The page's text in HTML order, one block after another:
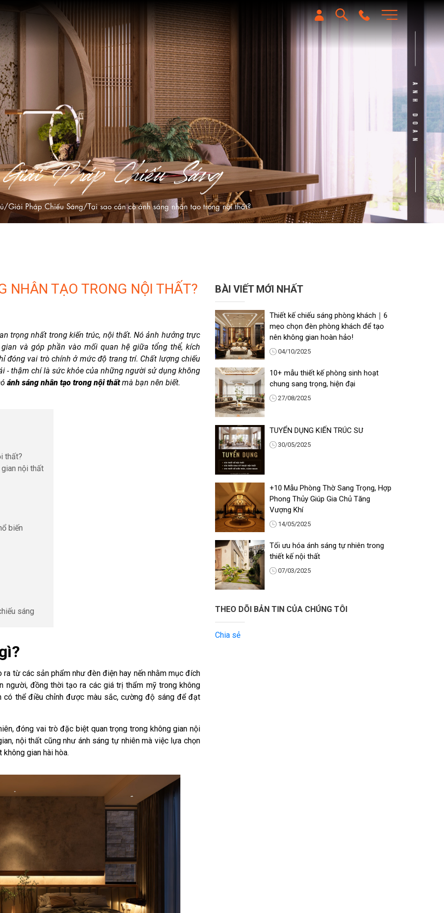
Giải Pháp Chiếu Sáng
Giải Pháp Chiếu Sáng Tại sao cần có ánh sáng nhân tạo trong nội thất?
NHÂN TẠO TRONG NỘI THẤT?
trọng nhất trong kiến trúc, nội thất. Nó ảnh hưởng trực
và góp phần vào mối quan hệ giữa tổng thể, kích
đóng vai trò chính ở mức độ trang trí. Chất lượng chiếu
- thậm chí là sức khỏe của những người sử dụng không
ánh sáng nhân tạo trong nội thấtmà bạn nên biết.
thất?
nội thất
biến
sáng
từ các sản phẩm như đèn điện hay nến nhằm mục đích
người, đồng thời tạo ra các giá trị thẩm mỹ trong không
có thể điều chỉnh được màu sắc, cường độ sáng để đạt
đóng vai trò đặc biệt quan trọng trong không gian nội
nội thất cũng như ánh sáng tự nhiên mà việc lựa chọn
gian hài hòa.
BÀI VIẾT MỚI NHẤT
Thiết kế chiếu sáng phòng khách｜6
mẹo chọn đèn phòng khách để tạo
nên không gian hoàn hảo!
04/10/2025
10+ mẫu thiết kế phòng sinh hoạt
chung sang trọng, hiện đại
27/08/2025
TUYỂN DỤNG KIẾN TRÚC SƯ
30/05/2025
+10 Mẫu Phòng Thờ Sang Trọng, Hợp
Phong Thủy Giúp Gia Chủ Tăng
Vượng Khí
14/05/2025
Tối ưu hóa ánh sáng tự nhiên trong
thiết kế nội thất
07/03/2025
THEO DÕI BẢN TIN CỦA CHÚNG TÔI
Chia sẻ